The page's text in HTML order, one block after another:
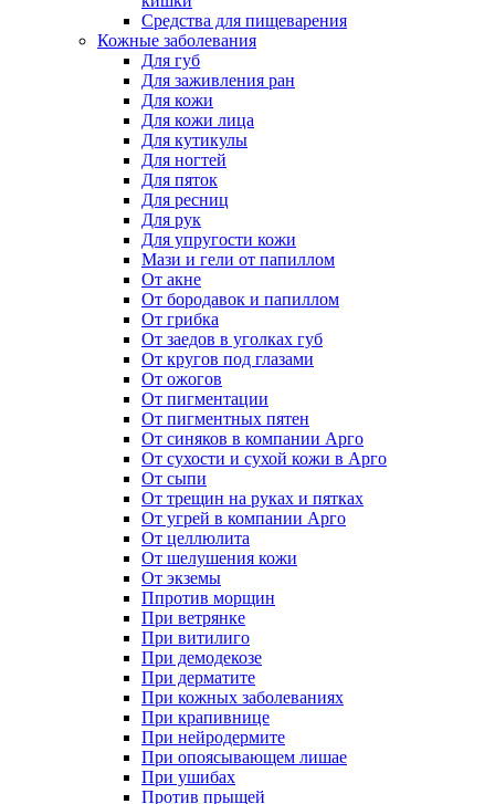
Средства для пищеварения
Кожные заболевания
Для губ
Для заживления ран
Для кожи
Для кожи лица
Для кутикулы
Для ногтей
Для пяток
Для ресниц
Для рук
Для упругости кожи
Мази и гели от папиллом
От акне
От бородавок и папиллом
От грибка
От заедов в уголках губ
От кругов под глазами
От ожогов
От пигментации
От пигментных пятен
От синяков в компании Арго
От сухости и сухой кожи в Арго
От сыпи
От трещин на руках и пятках
От угрей в компании Арго
От целлюлита
От шелушения кожи
От экземы
Ппротив морщин
При ветрянке
При витилиго
При демодекозе
При дерматите
При кожных заболеваниях
При крапивнице
При нейродермите
При опоясывающем лишае
При ушибах
Против прыщей